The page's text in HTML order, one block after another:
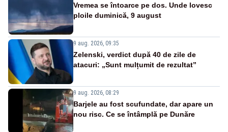
Vremea se întoarce pe dos. Unde lovesc
ploile duminică, 9 august
9 aug. 2026, 09:35
Zelenski, verdict după 40 de zile de
atacuri: „Sunt mulțumit de rezultat”
9 aug. 2026, 08:29
Barjele au fost scufundate, dar apare un
nou risc. Ce se întâmplă pe Dunăre